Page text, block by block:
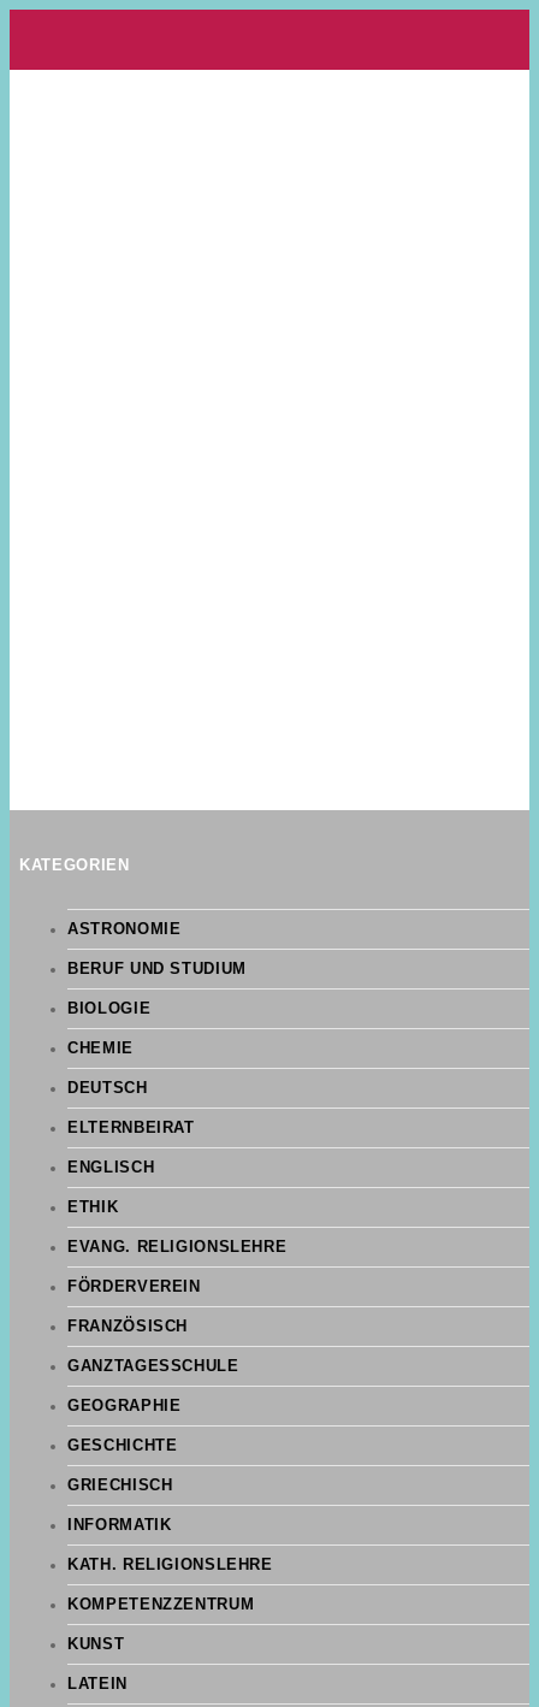
KATEGORIEN
ASTRONOMIE
BERUF UND STUDIUM
BIOLOGIE
CHEMIE
DEUTSCH
ELTERNBEIRAT
ENGLISCH
ETHIK
EVANG. RELIGIONSLEHRE
FÖRDERVEREIN
FRANZÖSISCH
GANZTAGESSCHULE
GEOGRAPHIE
GESCHICHTE
GRIECHISCH
INFORMATIK
KATH. RELIGIONSLEHRE
KOMPETENZZENTRUM
KUNST
LATEIN